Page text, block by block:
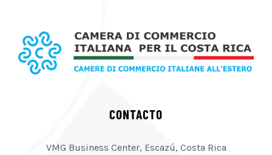
CONTACTO
VMG Business Center, Escazú, Costa Rica